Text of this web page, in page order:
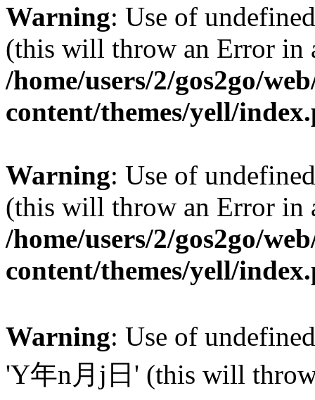
Warning: Use of
(this will throw an Error in
/home/users/2/gos2go/
content/themes/yell/
Warning: Use of
(this will throw an Error in
/home/users/2/gos2go/
content/themes/yell/
Warning: Use of
'Y年n月j日' (this will